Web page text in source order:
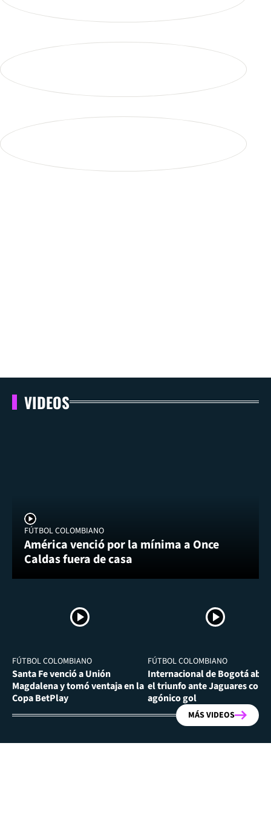
VIDEOS
FÚTBOL COLOMBIANO
América venció por la mínima a Once
Caldas fuera de casa
FÚTBOL COLOMBIANO
Santa Fe venció a Unión
Magdalena y tomó ventaja en la
Copa BetPlay
FÚTBOL COLOMBIANO
Internacional de Bogotá
el triunfo ante Jaguares con
agónico gol
MÁS VIDEOS